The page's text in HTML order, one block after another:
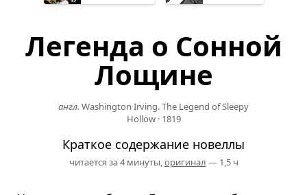
Легенда о Сонной
Лощине
англ. Washington Irving. The Legend of Sleepy
Hollow· 1819
Краткое содержание новеллы
читается за 4 минуты, оригинал — 1,5 ч